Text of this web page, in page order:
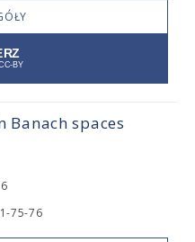
Banach spaces
75-76